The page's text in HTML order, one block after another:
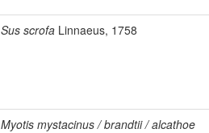
Sus scrofa Linnaeus, 1758
Myotis mystacinus / brandtii / alcathoe